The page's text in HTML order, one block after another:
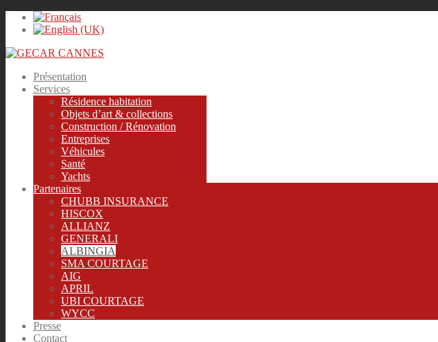
Présentation
Services
Résidence habitation
Objets d’art & collections
Construction / Rénovation
Entreprises
Véhicules
Santé
Yachts
Partenaires
CHUBB INSURANCE
HISCOX
ALLIANZ
GENERALI
ALBINGIA
SMA COURTAGE
AIG
APRIL
UBI COURTAGE
WYCC
Presse
Contact